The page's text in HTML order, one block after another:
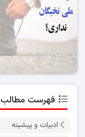
فهرست مطالب
ادبیات و پیشینه